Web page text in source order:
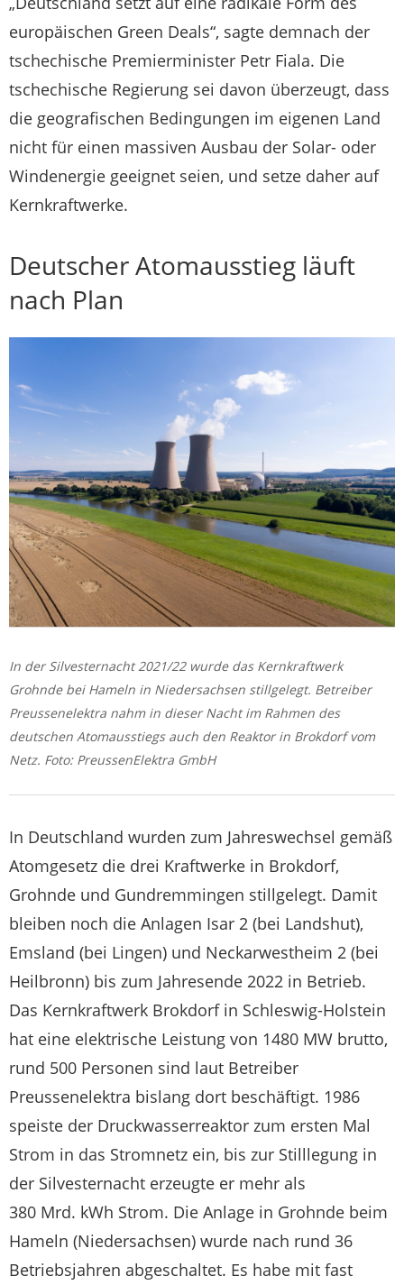
europäischen Green Deals“, sagte demnach der
tschechische Premierminister Petr Fiala. Die
tschechische Regierung sei davon überzeugt, dass
die geografischen Bedingungen im eigenen Land
nicht für einen massiven Ausbau der Solar- oder
Windenergie geeignet seien, und setze daher auf
Kernkraftwerke.
Deutscher Atomausstieg läuft
nach Plan
In der Silvesternacht 2021/22 wurde das Kernkraftwerk
Grohnde bei Hameln in Niedersachsen stillgelegt. Betreiber
Preussenelektra nahm in dieser Nacht im Rahmen des
deutschen Atomausstiegs auch den Reaktor in Brokdorf vom
Netz. Foto: PreussenElektra GmbH
In Deutschland wurden zum Jahreswechsel gemäß
Atomgesetz die drei Kraftwerke in Brokdorf,
Grohnde und Gundremmingen stillgelegt. Damit
bleiben noch die Anlagen Isar 2 (bei Landshut),
Emsland (bei Lingen) und Neckarwestheim 2 (bei
Heilbronn) bis zum Jahresende 2022 in Betrieb.
Das Kernkraftwerk Brokdorf in Schleswig-Holstein
hat eine elektrische Leistung von 1480 MW brutto,
rund 500 Personen sind laut Betreiber
Preussenelektra bislang dort beschäftigt. 1986
speiste der Druckwasserreaktor zum ersten Mal
Strom in das Stromnetz ein, bis zur Stilllegung in
der Silvesternacht erzeugte er mehr als
380 Mrd. kWh Strom. Die Anlage in Grohnde beim
Hameln (Niedersachsen) wurde nach rund 36
Betriebsjahren abgeschaltet. Es habe mit fast